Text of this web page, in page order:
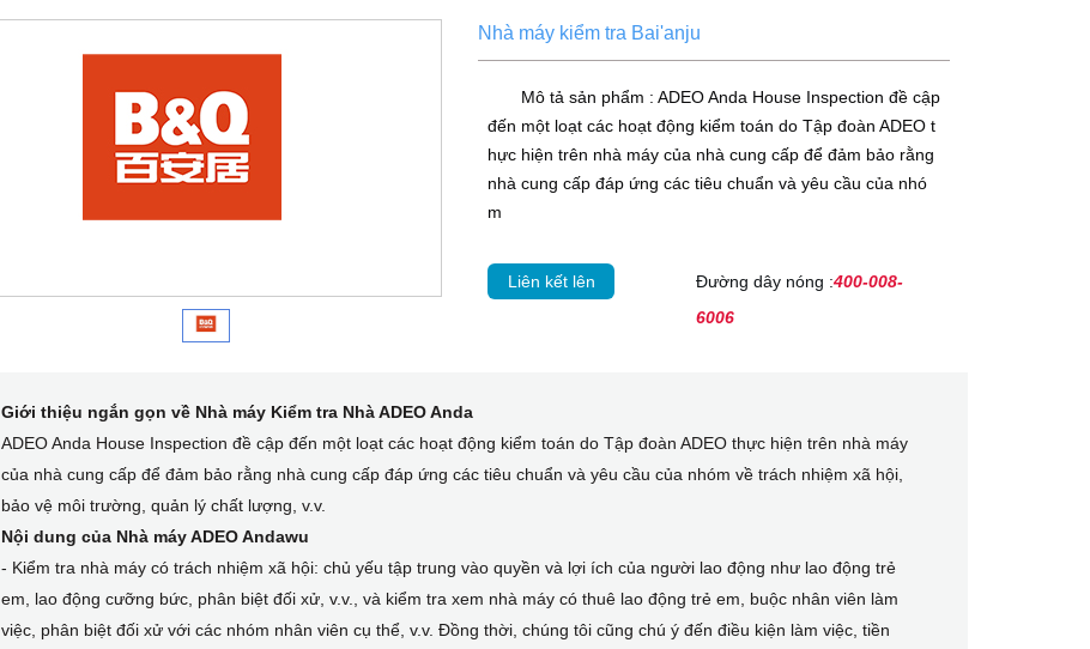
Nhà máy kiểm tra Bai'anju
Mô tả sản phẩm : ADEO Anda House Inspection đề cập
đến một loạt các hoạt động kiểm toán do Tập đoàn ADEO t
hực hiện trên nhà máy của nhà cung cấp để đảm bảo rằng
nhà cung cấp đáp ứng các tiêu chuẩn và yêu cầu của nhó
m
Liên kết lên Đường dây nóng :400-008-
6006
Giới thiệu ngắn gọn về Nhà máy Kiểm tra Nhà ADEO Anda
ADEO Anda House Inspection đề cập đến một loạt các hoạt động kiểm toán do Tập đoàn ADEO thực hiện trên nhà máy
của nhà cung cấp để đảm bảo rằng nhà cung cấp đáp ứng các tiêu chuẩn và yêu cầu của nhóm về trách nhiệm xã hội,
bảo vệ môi trường, quản lý chất lượng, v.v.
Nội dung của Nhà máy ADEO Andawu
- Kiểm tra nhà máy có trách nhiệm xã hội: chủ yếu tập trung vào quyền và lợi ích của người lao động như lao động trẻ
em, lao động cưỡng bức, phân biệt đối xử, v.v., và kiểm tra xem nhà máy có thuê lao động trẻ em, buộc nhân viên làm
việc, phân biệt đối xử với các nhóm nhân viên cụ thể, v.v. Đồng thời, chúng tôi cũng chú ý đến điều kiện làm việc, tiền